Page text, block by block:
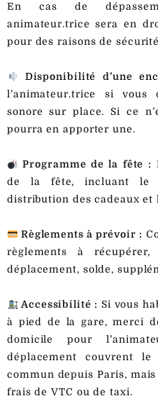
En cas de
animateur.trice sera en
pour des raisons de
Disponibilité d’une
l’animateur.trice si vous
sonore sur place. Si ce
pourra en apporter une.
Programme de la fête :
de la fête, incluant le
distribution des cadeaux et
Règlements à prévoir :
règlements à
déplacement, solde,
Accessibilité : Si vous
à pied de la gare, merci
domicile pour
déplacement couvrent
commun depuis Paris,
frais de VTC ou de taxi.